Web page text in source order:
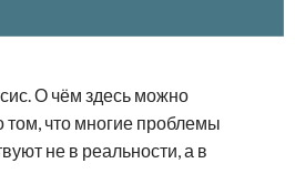
О чём здесь можно
том, что многие проблемы
не в реальности, а в